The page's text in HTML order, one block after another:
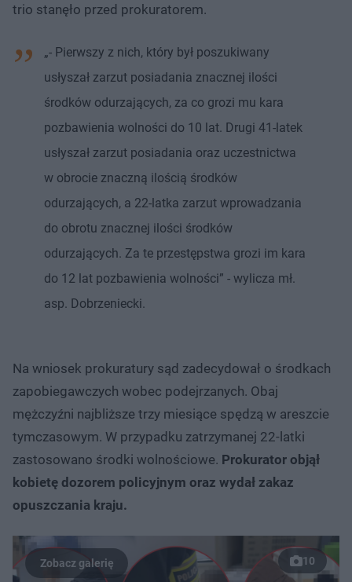
trio stanęło przed prokuratorem.
„- Pierwszy z nich, który był poszukiwany
usłyszał zarzut posiadania znacznej ilości
środków odurzających, za co grozi mu kara
pozbawienia wolności do 10 lat. Drugi 41-latek
usłyszał zarzut posiadania oraz uczestnictwa
w obrocie znaczną ilością środków
odurzających, a 22-latka zarzut wprowadzania
do obrotu znacznej ilości środków
odurzających. Za te przestępstwa grozi im kara
do 12 lat pozbawienia wolności” - wylicza mł.
asp. Dobrzeniecki.
Na wniosek prokuratury sąd zadecydował o środkach
zapobiegawczych wobec podejrzanych. Obaj
mężczyźni najbliższe trzy miesiące spędzą w areszcie
tymczasowym. W przypadku zatrzymanej 22-latki
zastosowano środki wolnościowe. Prokurator objął
kobietę dozorem policyjnym oraz wydał zakaz
opuszczania kraju.
10